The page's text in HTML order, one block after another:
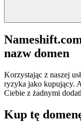
nazw domen
Korzystając z naszej
ryzyka jako kupujący.
Ciebie z żadnymi
Kup tę